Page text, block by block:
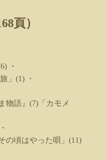
頁）
・
」 (1)
・
物語』 (7) 「カモメ
・
の頃はやった唄」 (11)